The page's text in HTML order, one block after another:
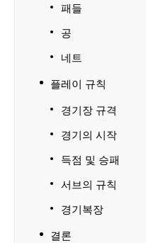
패들
공
네트
플레이 규칙
경기장 규격
경기의 시작
득점 및 승패
서브의 규칙
경기복장
결론